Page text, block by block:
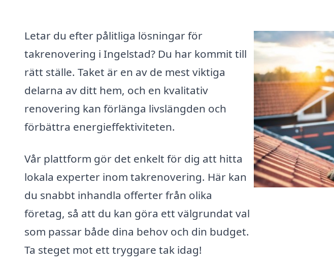
Letar du efter pålitliga lösningar för
takrenovering i Ingelstad? Du har kommit till
rätt ställe. Taket är en av de mest viktiga
delarna av ditt hem, och en kvalitativ
renovering kan förlänga livslängden och
förbättra energieffektiviteten.
Vår plattform gör det enkelt för dig att hitta
lokala experter inom takrenovering. Här kan
du snabbt inhandla offerter från olika
företag, så att du kan göra ett välgrundat val
som passar både dina behov och din budget.
Ta steget mot ett tryggare tak idag!